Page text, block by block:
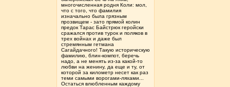
многочисленная родня Коли: мол,
что с того, что фамилия
изначально была грязным
прозвищем - зато прямой колин
предок Тарас Байстрюк геройски
сражался против турок и поляков в
трех войнах и даже был
стремянным гетмана
Сагайдачного! Такую историческую
фамилию, блин-компот, беречь
надо, а не менять из-за какой-то
любви на женину, да еще и ту, от
которой за километр несет как раз
теми самыми ворогами-ляхами...
Остаться влюбленным каждому